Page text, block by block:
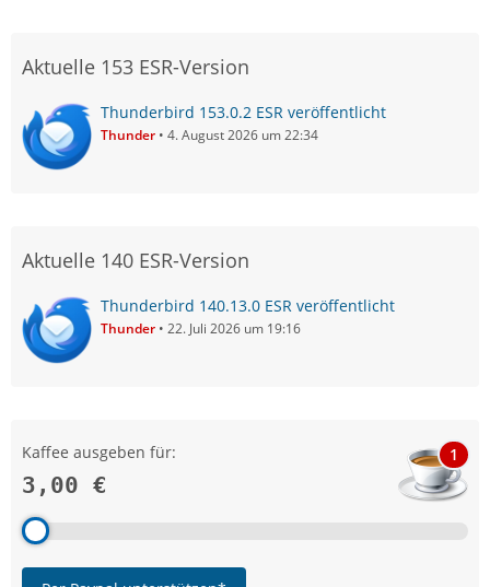
Aktuelle 153 ESR-Version
Thunderbird 153.0.2 ESR veröffentlicht
Thunder 4. August 2026 um 22:34
Aktuelle 140 ESR-Version
Thunderbird 140.13.0 ESR veröffentlicht
Thunder 22. Juli 2026 um 19:16
Kaffee ausgeben für:
3,00 €
1